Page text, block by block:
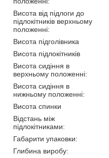
Висота від підлоги до
підлокітників верхньому
положенні:
Висота підголівника
Висота підлокітників
Висота сидіння в
верхньому положенні:
Висота сидіння в
нижньому положенні:
Висота спинки
Відстань між
підлокітниками:
Габарити упаковки:
Глибина виробу: